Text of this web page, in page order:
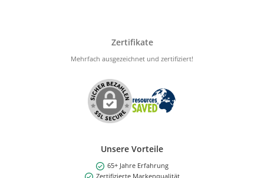
Zertifikate
Mehrfach ausgezeichnet und zertifiziert!
Unsere Vorteile
65+ Jahre Erfahrung
Zertifizierte Markenqualität